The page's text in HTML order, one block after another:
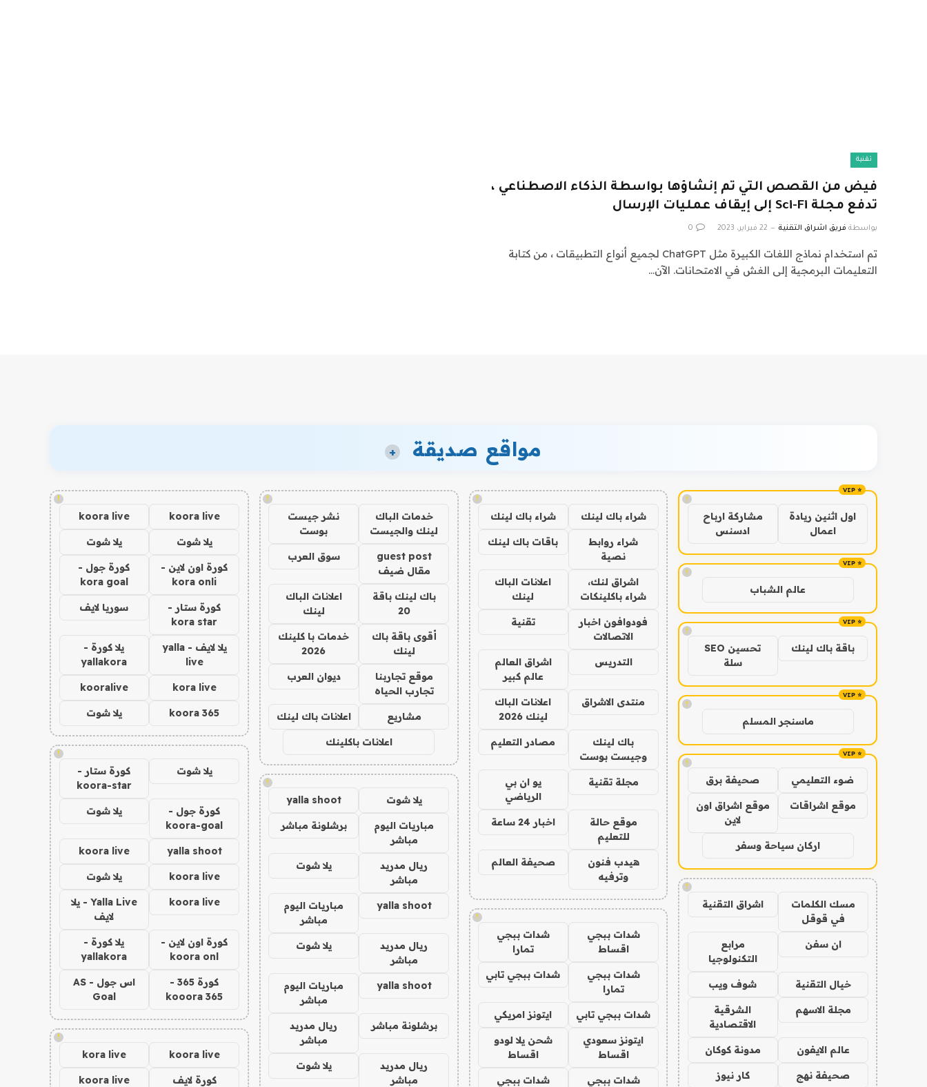
تقنية
فيض من القصص التي تم إنشاؤها بواسطة الذكاء الاصطناعي ،
تدفع مجلة Sci-Fi إلى إيقاف عمليات الإرسال
بواسطة فريق اشراق التقنية 22 فبراير، 2023 0
تم استخدام نماذج اللغات الكبيرة مثل ChatGPT لجميع أنواع التطبيقات ، من كتابة
التعليمات البرمجية إلى الغش في الامتحانات. الآن…
مواقع صديقة +
!
اول اثنين ريادة
اعمال
مشاركة ارباح
ادسنس
!
عالم الشباب
!
باقة باك لينك
تحسين SEO
سلة
!
ماسنجر المسلم
!
ضوء التعليمي صحيفة برق
موقع اشراقات
موقع اشراق اون
لاين
اركان سياحة وسفر
!
مسك الكلمات
في قوقل
اشراق التقنية
ان سفن
مرابع
التكنولوجيا
خيال التقنية شوف ويب
مجلة الاسهم
الشرقية
الاقتصادية
عالم الايفون مدونة كوكان
صحيفة نهج كار نيوز
!
شراء باك لينك شراء باك لينك
شراء روابط
نصية
باقات باك لينك
اشراق لنك،
شراء باكلينكات
اعلانات الباك
لينك
فودوافون اخبار
الاتصالات
تقنية
التدريس
اشراق العالم
عالم كبير
منتدى الاشراق
اعلانات الباك
لينك 2026
باك لينك
وجيست بوست
مصادر التعليم
مجلة تقنية
يو ان بي
الرياضي
موقع حالة
للتعليم
اخبار 24 ساعة
هيدب فنون
وترفيه
صحيفة العالم
!
شدات ببجي
اقساط
شدات ببجي
تمارا
شدات ببجي
تمارا
شدات ببجي تابي
شدات ببجي تابي ايتونز امريكي
ايتونز سعودي
اقساط
شحن يلا لودو
اقساط
شدات ببجي
شدات ببجي
!
خدمات الباك
لينك والجيست
نشر جيست
بوست
guest post
مقال ضيف
سوق العرب
باك لينك باقة
20
اعلانات الباك
لينك
أقوى باقة باك
لينك
خدمات با كلينك
2026
موقع تجاربنا
تجارب الحياه
ديوان العرب
مشاريع اعلانات باك لينك
اعلانات باكلينك
!
يلا شوت yalla shoot
مباريات اليوم
مباشر
برشلونة مباشر
ريال مدريد
مباشر
يلا شوت
yalla shoot
مباريات اليوم
مباشر
ريال مدريد
مباشر
يلا شوت
yalla shoot
مباريات اليوم
مباشر
برشلونة مباشر
ريال مدريد
مباشر
ريال مدريد
مباشر
يلا شوت
!
koora live
koora live
يلا شوت يلا شوت
كورة اون لاين -
kora onli
كورة جول -
kora goal
كورة ستار -
kora star
سوريا لايف
يلا لايف - yalla
live
يلا كورة -
yallakora
kora live
kooralive
koora 365 يلا شوت
!
يلا شوت
كورة ستار -
koora-star
كورة جول -
koora-goal
يلا شوت
yalla shoot
koora live
koora live يلا شوت
koora live
Yalla Live - يلا
لايف
كورة اون لاين -
koora onl
يلا كورة -
yallakora
كورة 365 -
kooora 365
اس جول - AS
Goal
!
koora live
kora live
كورة لايف koora live